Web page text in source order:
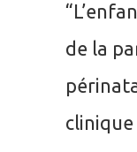
de la
clinique